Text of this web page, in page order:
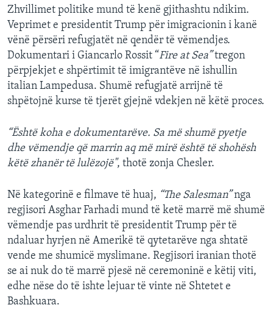
Zhvillimet politike mund të kenë gjithashtu ndikim.
Veprimet e presidentit Trump për imigracionin i kanë
vënë përsëri refugjatët në qendër të vëmendjes.
Dokumentari i Giancarlo Rossit “Fire at Sea”tregon
përpjekjet e shpërtimit të imigrantëve në ishullin
italian Lampedusa. Shumë refugjatë arrijnë të
shpëtojnë kurse të tjerët gjejnë vdekjen në këtë proces.
“Është koha e dokumentarëve. Sa më shumë pyetje
dhe vëmendje që marrin aq më mirë është të shohësh
këtë zhanër të lulëzojë", thotë zonja Chesler.
Në kategorinë e filmave të huaj, “The Salesman”nga
regjisori Asghar Farhadi mund të ketë marrë më shumë
vëmendje pas urdhrit të presidentit Trump për të
ndaluar hyrjen në Amerikë të qytetarëve nga shtatë
vende me shumicë myslimane. Regjisori iranian thotë
se ai nuk do të marrë pjesë në ceremoninë e këtij viti,
edhe nëse do të ishte lejuar të vinte në Shtetet e
Bashkuara.